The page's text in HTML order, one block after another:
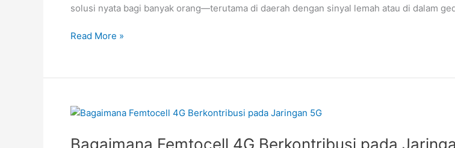
solusi nyata bagi banyak orang—terutama di daerah dengan sinyal lemah atau di dalam
Read More »
Bagaimana Femtocell 4G Berkontribusi pada
Bagaimana
4G